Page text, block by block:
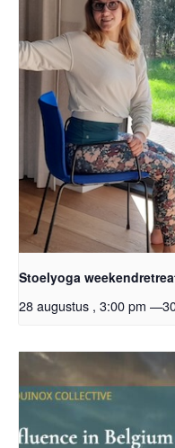
Stoelyoga
28 augustus , 3:00 pm —